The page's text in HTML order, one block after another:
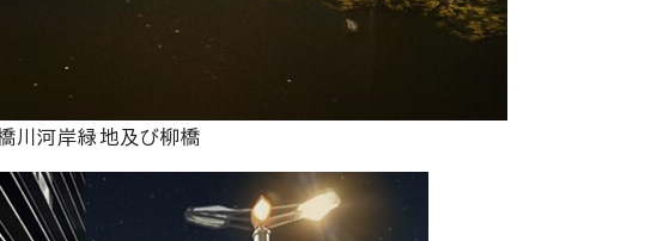
川河岸緑地及び柳橋